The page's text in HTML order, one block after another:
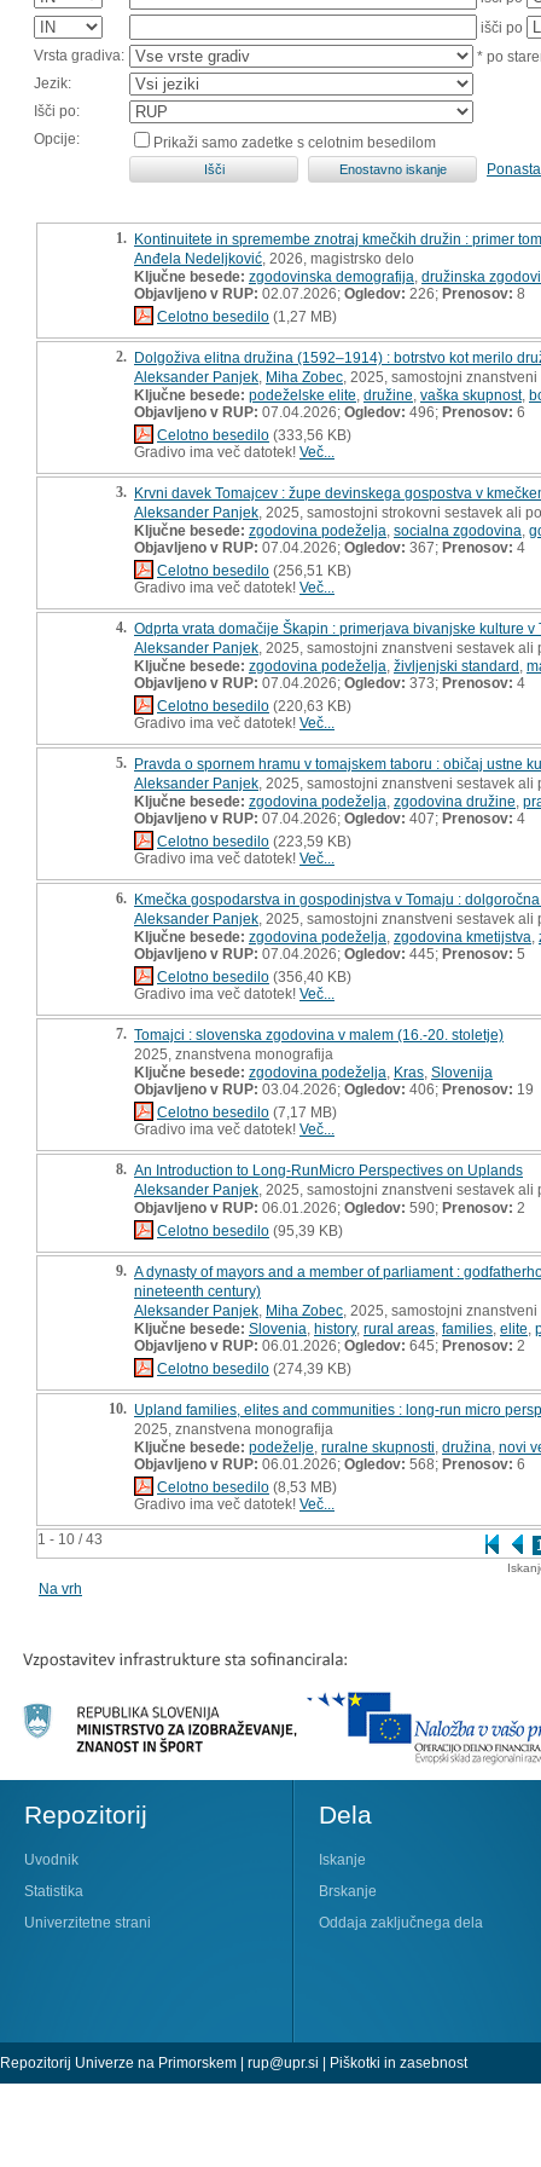
išči po
Vrsta gradiva:
* po
Jezik:
Išči po:
Opcije:
Prikaži samo zadetke s celotnim besedilom
1 - 10 / 43
1. Kontinuitete in spremembe znotraj kmečkih družin : primer
Anđela Nedeljković , 2026, magistrsko delo
Ključne besede: zgodovinska demografija družinska
Objavljeno v RUP: 02.07.2026; Ogledov: 226; Prenosov: 8
Celotno besedilo (1,27 MB)
2. Dolgoživa elitna družina (1592–1914) : botrstvo kot merilo
Aleksander Panjek Miha Zobec , 2025, samostojni
Ključne besede: podeželske elite družine vaška skupnost,
Objavljeno v RUP: 07.04.2026; Ogledov: 496; Prenosov: 6
Celotno besedilo (333,56 KB)
Gradivo ima več datotek! Več...
3. Krvni davek Tomajcev : župe devinskega gospostva v
Aleksander Panjek , 2025, samostojni strokovni sestavek ali
Ključne besede: zgodovina podeželja socialna zgodovina
Objavljeno v RUP: 07.04.2026; Ogledov: 367; Prenosov: 4
Celotno besedilo (256,51 KB)
Gradivo ima več datotek! Več...
4. Odprta vrata domačije Škapin : primerjava bivanjske kulture
Aleksander Panjek , 2025, samostojni znanstveni sestavek
Ključne besede: zgodovina podeželja življenjski standard
Objavljeno v RUP: 07.04.2026; Ogledov: 373; Prenosov: 4
Celotno besedilo (220,63 KB)
Gradivo ima več datotek! Več...
5. Pravda o spornem hramu v tomajskem taboru : običaj ustne
Aleksander Panjek , 2025, samostojni znanstveni sestavek
Ključne besede: zgodovina podeželja zgodovina družine
Objavljeno v RUP: 07.04.2026; Ogledov: 407; Prenosov: 4
Celotno besedilo (223,59 KB)
Gradivo ima več datotek! Več...
6. Kmečka gospodarstva in gospodinjstva v Tomaju :
Aleksander Panjek , 2025, samostojni znanstveni sestavek
Ključne besede: zgodovina podeželja zgodovina kmetijstva
Objavljeno v RUP: 07.04.2026; Ogledov: 445; Prenosov: 5
Celotno besedilo (356,40 KB)
Gradivo ima več datotek! Več...
7. Tomajci : slovenska zgodovina v malem (16.-20. stoletje)
2025, znanstvena monografija
Ključne besede: zgodovina podeželja Kras Slovenija
Objavljeno v RUP: 03.04.2026; Ogledov: 406; Prenosov: 19
Celotno besedilo (7,17 MB)
Gradivo ima več datotek! Več...
8. An Introduction to Long-RunMicro Perspectives on Uplands
Aleksander Panjek , 2025, samostojni znanstveni sestavek
Objavljeno v RUP: 06.01.2026; Ogledov: 590; Prenosov: 2
Celotno besedilo (95,39 KB)
9. A dynasty of mayors and a member of parliament :
nineteenth century)
Aleksander Panjek Miha Zobec , 2025, samostojni
Ključne besede: Slovenia history, rural areas families elite
Objavljeno v RUP: 06.01.2026; Ogledov: 645; Prenosov: 2
Celotno besedilo (274,39 KB)
10. Upland families, elites and communities : long-run micro
2025, znanstvena monografija
Ključne besede: podeželje ruralne skupnosti družina novi
Objavljeno v RUP: 06.01.2026; Ogledov: 568; Prenosov: 6
Celotno besedilo (8,53 MB)
Gradivo ima več datotek! Več...
Na vrh
Repozitorij
Uvodnik
Statistika
Univerzitetne strani
Dela
Iskanje
Brskanje
Oddaja zaključnega dela
Repozitorij Univerze na Primorskem | rup@upr.si | Piškotki in zasebnost